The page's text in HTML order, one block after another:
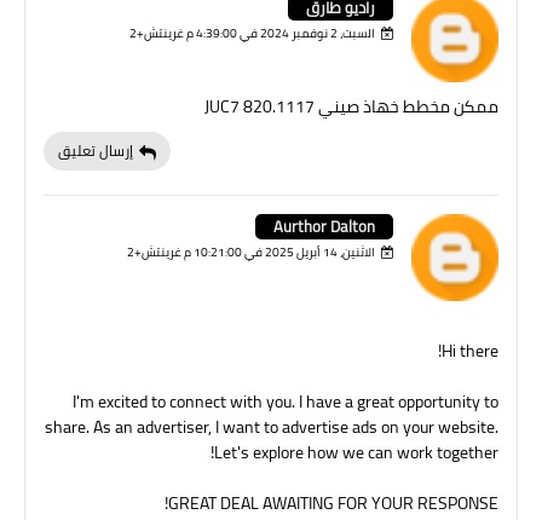
راديو طارق
السبت، 2 نوفمبر 2024 في 4:39:00 م غرينتش+2
ممكن مخطط خهاذ صيني JUC7 820.1117
إرسال تعليق
Aurthor Dalton
الاثنين، 14 أبريل 2025 في 10:21:00 م غرينتش+2
Hi there!
I'm excited to connect with you. I have a great opportunity to
share. As an advertiser, I want to advertise ads on your website.
Let's explore how we can work together!
GREAT DEAL AWAITING FOR YOUR RESPONSE!